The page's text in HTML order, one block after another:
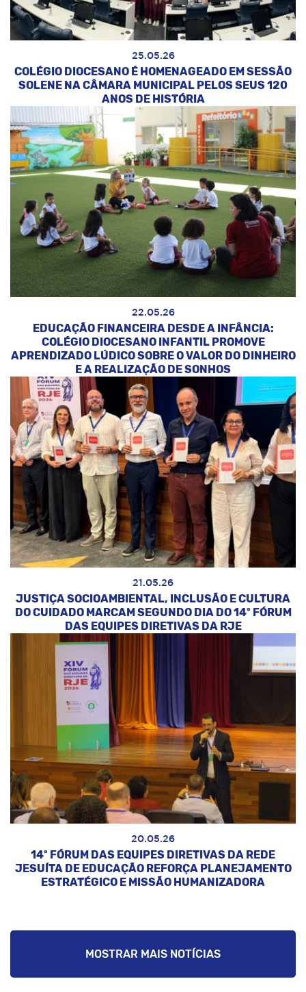
25.05.26
COLÉGIO DIOCESANO É HOMENAGEADO EM SESSÃO
SOLENE NA CÂMARA MUNICIPAL PELOS SEUS 120
ANOS DE HISTÓRIA
22.05.26
EDUCAÇÃO FINANCEIRA DESDE A INFÂNCIA:
COLÉGIO DIOCESANO INFANTIL PROMOVE
APRENDIZADO LÚDICO SOBRE O VALOR DO DINHEIRO
E A REALIZAÇÃO DE SONHOS
21.05.26
JUSTIÇA SOCIOAMBIENTAL, INCLUSÃO E CULTURA
DO CUIDADO MARCAM SEGUNDO DIA DO 14º FÓRUM
DAS EQUIPES DIRETIVAS DA RJE
20.05.26
14º FÓRUM DAS EQUIPES DIRETIVAS DA REDE
JESUÍTA DE EDUCAÇÃO REFORÇA PLANEJAMENTO
ESTRATÉGICO E MISSÃO HUMANIZADORA
MOSTRAR MAIS NOTÍCIAS